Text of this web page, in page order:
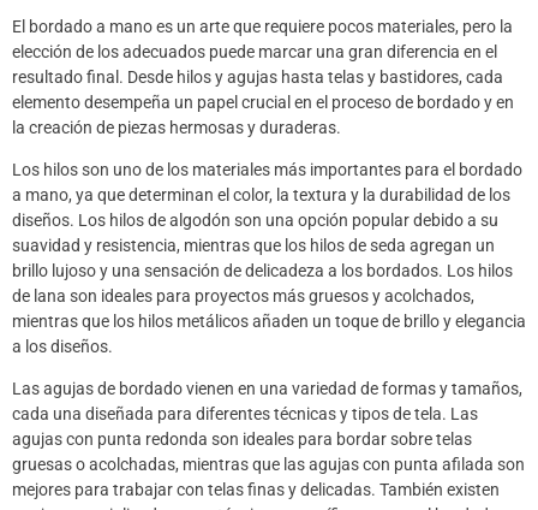
El bordado a mano es un arte que requiere pocos materiales, pero la
elección de los adecuados puede marcar una gran diferencia en el
resultado final. Desde hilos y agujas hasta telas y bastidores, cada
elemento desempeña un papel crucial en el proceso de bordado y en
la creación de piezas hermosas y duraderas.
Los hilos son uno de los materiales más importantes para el bordado
a mano, ya que determinan el color, la textura y la durabilidad de los
diseños. Los hilos de algodón son una opción popular debido a su
suavidad y resistencia, mientras que los hilos de seda agregan un
brillo lujoso y una sensación de delicadeza a los bordados. Los hilos
de lana son ideales para proyectos más gruesos y acolchados,
mientras que los hilos metálicos añaden un toque de brillo y elegancia
a los diseños.
Las agujas de bordado vienen en una variedad de formas y tamaños,
cada una diseñada para diferentes técnicas y tipos de tela. Las
agujas con punta redonda son ideales para bordar sobre telas
gruesas o acolchadas, mientras que las agujas con punta afilada son
mejores para trabajar con telas finas y delicadas. También existen